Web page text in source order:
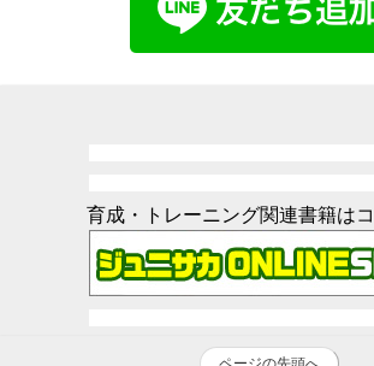
育成・トレーニング関連書籍は